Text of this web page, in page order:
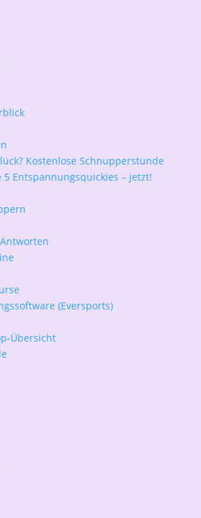
Kostenlose Schnupperstunde
5 Entspannungsquickies – jetzt!
Antworten
(Eversports)
Übersicht